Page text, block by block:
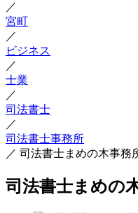
／
宮町
／
ビジネス
／
士業
／
司法書士
／
司法書士事務所
／ 司法書士まめの木事務
司法書士まめの